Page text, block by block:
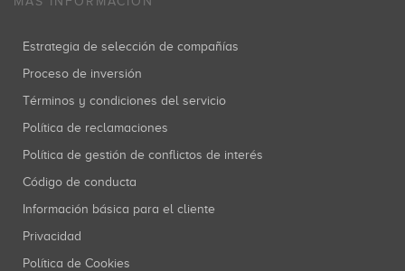
Estrategia de selección de compañías
Proceso de inversión
Términos y condiciones del servicio
Política de reclamaciones
Política de gestión de conflictos de interés
Código de conducta
Información básica para el cliente
Privacidad
Política de Cookies